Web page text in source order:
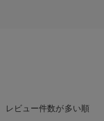
レビュー件数が多い順